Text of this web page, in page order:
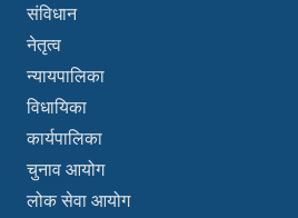
संविधान
नेतृत्व
न्यायपालिका
विधायिका
कार्यपालिका
चुनाव आयोग
लोक सेवा आयोग